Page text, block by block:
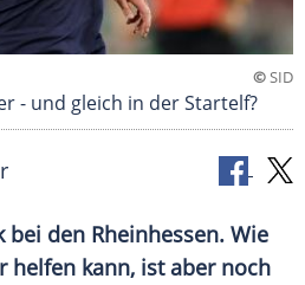
©SID
- und gleich in der Startelf?
bei den Rheinhessen. Wie
helfen kann, ist aber noch